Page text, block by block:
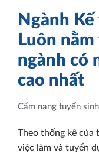
Ngành
Luôn
ngành có
cao nhất
Cẩm nang tuyển sinh
Theo thống kê của
việc làm và tuyển